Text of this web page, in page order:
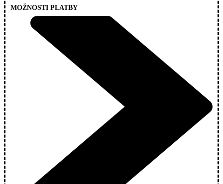
MOŽNOSTI PLATBY